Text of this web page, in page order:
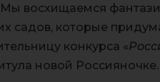
Мы восхищаемся
садов, которые
конкурса «
новой Россияночке.